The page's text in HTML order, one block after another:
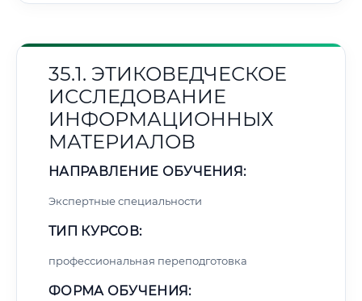
35.1. ЭТИКОВЕДЧЕСКОЕ
ИССЛЕДОВАНИЕ
ИНФОРМАЦИОННЫХ
МАТЕРИАЛОВ
НАПРАВЛЕНИЕ ОБУЧЕНИЯ:
Экспертные специальности
ТИП КУРСОВ:
профессиональная переподготовка
ФОРМА ОБУЧЕНИЯ: